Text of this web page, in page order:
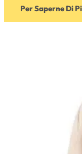
Per Saperne Di